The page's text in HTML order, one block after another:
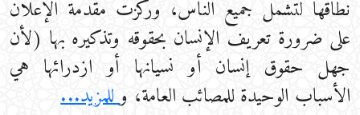
نطاقها لتشمل جميع الناس، وركزت مقدمة الإعلان
على ضرورة تعريف الإنسان بحقوقه وتذكيره بها (لأن
جهل حقوق إنسان أو نسيانها أو ازدرائها هي
الأسباب الوحيدة للمصائب العامة، وللمزيد...